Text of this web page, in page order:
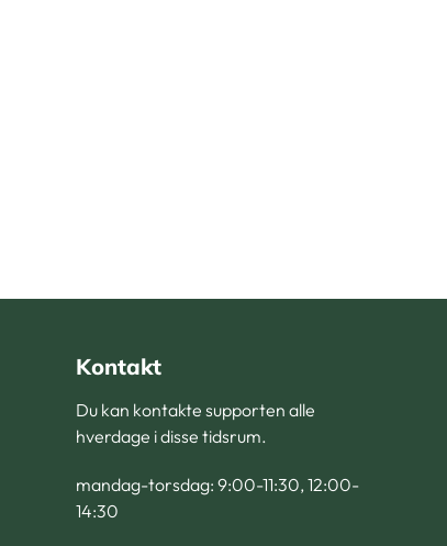
Kontakt
Du kan kontakte supporten alle
hverdage i disse tidsrum.
mandag-torsdag: 9:00-11:30, 12:00-
14:30